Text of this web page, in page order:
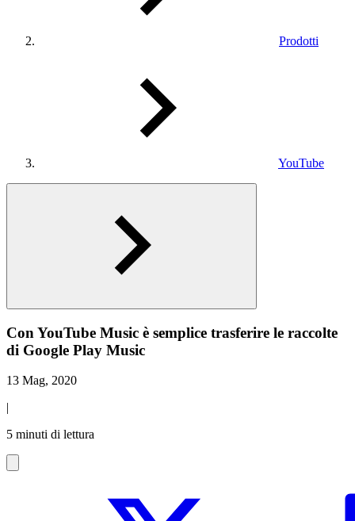
Prodotti
YouTube
Con YouTube Music è semplice trasferire le raccolte
di Google Play Music
13 Mag, 2020
|
5 minuti di lettura